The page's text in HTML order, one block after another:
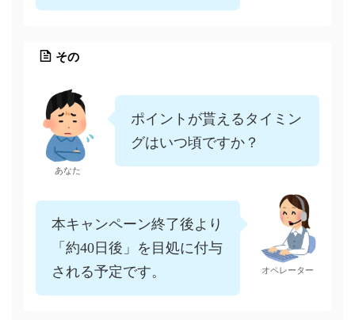
その
あなた
ポイントが貰えるタイミン
グはいつ頃ですか？
本キャンペーン終了後より
「約40日後」を目処に付与
される予定です。
オペレーター